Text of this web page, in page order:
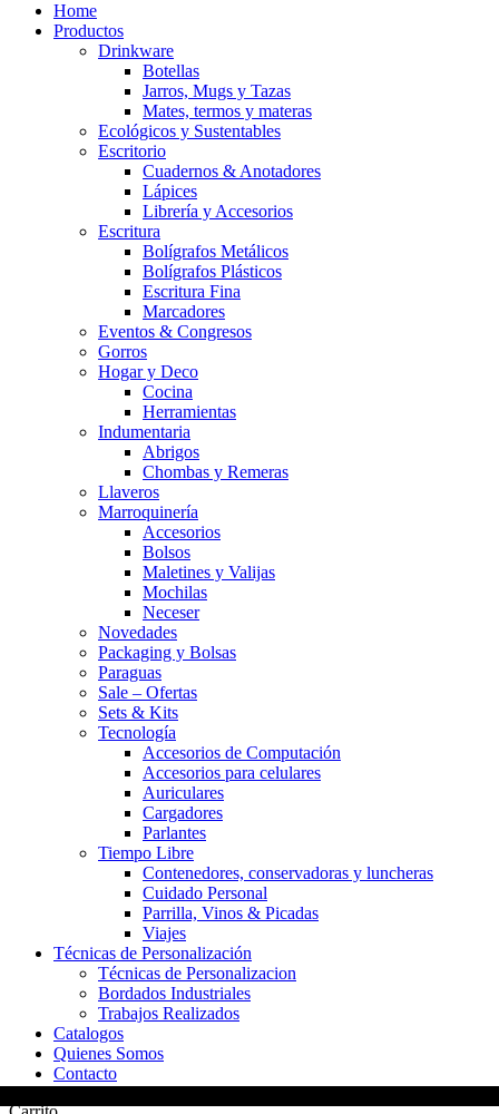
Home
Productos
Drinkware
Botellas
Jarros, Mugs y Tazas
Mates, termos y materas
Ecológicos y Sustentables
Escritorio
Cuadernos & Anotadores
Lápices
Librería y Accesorios
Escritura
Bolígrafos Metálicos
Bolígrafos Plásticos
Escritura Fina
Marcadores
Eventos & Congresos
Gorros
Hogar y Deco
Cocina
Herramientas
Indumentaria
Abrigos
Chombas y Remeras
Llaveros
Marroquinería
Accesorios
Bolsos
Maletines y Valijas
Mochilas
Neceser
Novedades
Packaging y Bolsas
Paraguas
Sale – Ofertas
Sets & Kits
Tecnología
Accesorios de Computación
Accesorios para celulares
Auriculares
Cargadores
Parlantes
Tiempo Libre
Contenedores, conservadoras y luncheras
Cuidado Personal
Parrilla, Vinos & Picadas
Viajes
Técnicas de Personalización
Técnicas de Personalizacion
Bordados Industriales
Trabajos Realizados
Catalogos
Quienes Somos
Contacto